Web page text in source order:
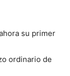
su primer
ordinario de